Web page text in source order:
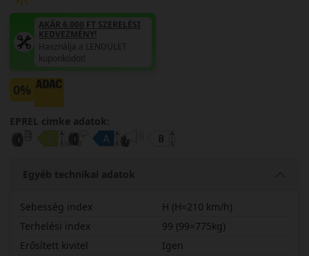
AKÁR 6.000 FT SZERELÉSI
KEDVEZMÉNY!
Használja a LENDÜLET
kuponkódot!
0%
EPREL cimke adatok:
Egyéb technikai adatok
Sebesség index
H (H=210 km/h)
Terhelési index
99 (99=775kg)
Erősített kivitel
Igen